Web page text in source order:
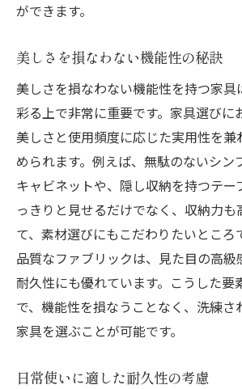
ができます。
美しさを損なわない機能性の秘訣
美しさを損なわない機能性を持つ家具
彩る上で非常に重要です。家具選びに
美しさと使用頻度に応じた実用性を兼
められます。例えば、無駄のないシン
キャビネットや、隠し収納を持つテー
っきりと見せるだけでなく、収納力も
て、素材選びにもこだわりたいところ
品質なファブリックは、見た目の高級
耐久性にも優れています。こうした要
で、機能性を損なうことなく、洗練さ
家具を選ぶことが可能です。
日常使いに適した耐久性の考慮